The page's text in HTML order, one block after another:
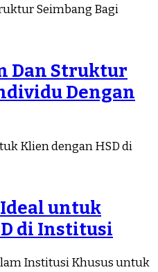
Dan Struktur
Dengan
untuk
di Institusi